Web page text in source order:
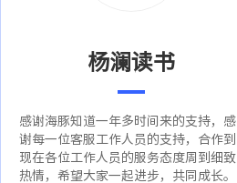
杨澜读书
感谢海豚知道一年多时间来的支持，感
谢每一位客服工作人员的支持，合作到
现在各位工作人员的服务态度周到细致
热情，希望大家一起进步，共同成长。